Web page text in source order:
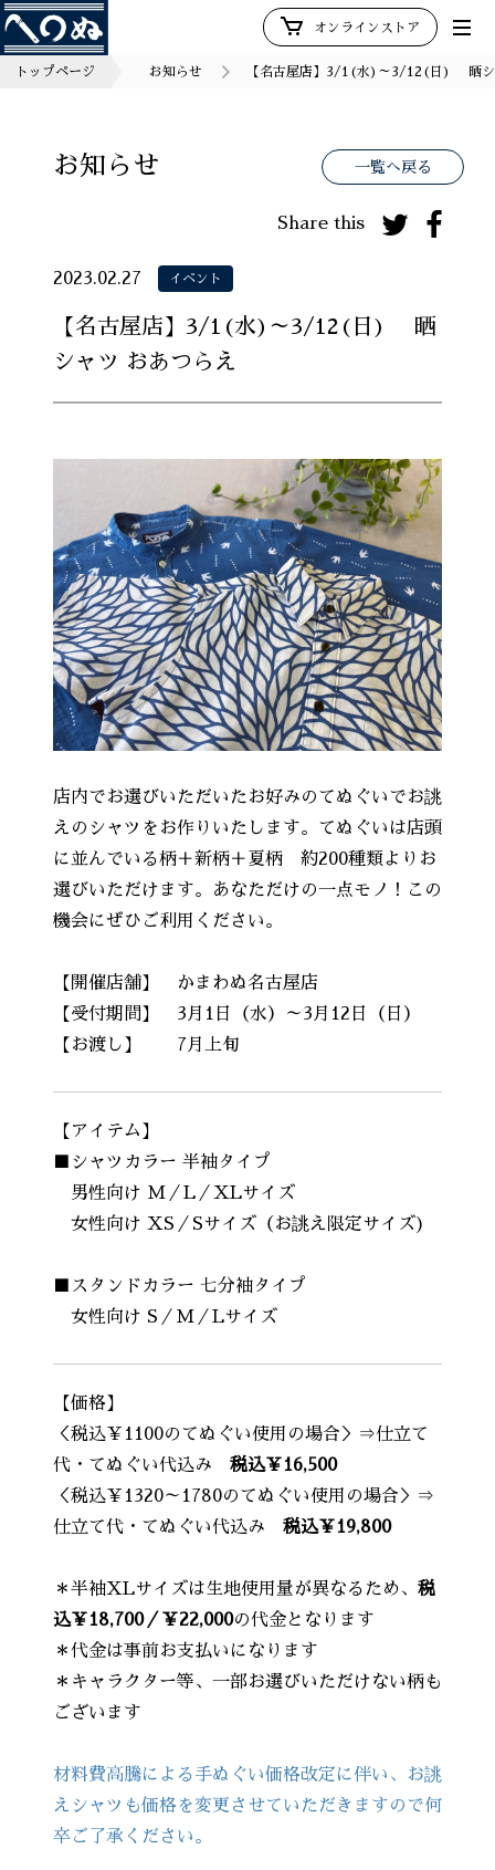
オンラインストア
トップページ お知らせ 【名古屋店】3/1(水)～3/12(日) 晒シ
お知らせ 一覧へ戻る
2023.02.27 イベント
Share this
【名古屋店】3/1(水)～3/12(日) 晒
シャツ おあつらえ
店内でお選びいただいたお好みのてぬぐいでお誂
えのシャツをお作りいたします。てぬぐいは店頭
に並んでいる柄＋新柄＋夏柄 約200種類よりお
選びいただけます。あなただけの一点モノ！この
機会にぜひご利用ください。
【開催店舗】 かまわぬ名古屋店
【受付期間】 3月1日（水）～3月12日（日）
【お渡し】 7月上旬
【アイテム】
■シャツカラー 半袖タイプ
男性向け M／L／XLサイズ
女性向け XS／Sサイズ（お誂え限定サイズ)
■スタンドカラー 七分袖タイプ
女性向け S／M／Lサイズ
【価格】
＜税込￥1100のてぬぐい使用の場合＞⇒仕立て
代・てぬぐい代込み 税込￥16,500
＜税込￥1320～1780のてぬぐい使用の場合＞⇒
仕立て代・てぬぐい代込み 税込￥19,800
＊半袖XLサイズは生地使用量が異なるため、 税
込￥18,700／￥22,000の代金となります
＊代金は事前お支払いになります
＊キャラクター等、一部お選びいただけない柄も
ございます
材料費高騰による手ぬぐい価格改定に伴い、お誂
えシャツも価格を変更させていただきますので何
卒ご了承ください。